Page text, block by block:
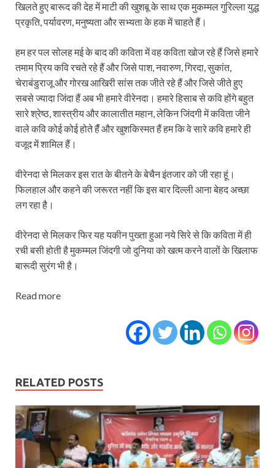
खिलते हुए बारूद की देह में माटी की खुशबू के साथ एक मुकम्मल गुरिल्ला युद्ध
प्रकृति, पर्यावरण, मनुष्यता और सभ्यता के हक में चाहते हैं।
हम हर पल सोलह मई के बाद की कविता में वह कविता खोज रहे हैं जिसे हमारे
तमाम प्रिय कवि रचते रहे हैं और जिसे पाश, नवारुण, गिरदा, सुकांत,
चेराबंडुराजू और गोरख आखिरी सांस तक जीते रहे हैं और जिसे जीते हुए
सबसे ज्यादा जिंदा हैं अब भी हमारे वीरेनदा। हमारे हिसाब से कवि होंगे बहुत
सारे श्रेष्ठ, शास्त्रीय और कालातीत महान, लेकिन जिंदगी में कविता जीने
वाले कवि कोई कोई होते हैंं और खुशकिस्मत हैं हम कि वे सारे कवि हमारे ही
वजूद में शामिल हैं।
वीरेनदा से मिलकर इस रात के बीतने के बेचैन इंतजार को जी रहा हूं।
फिलहाल और कहने की जरूरत नहीं कि इस बार दिल्ली आना बेहद अच्छा
लग रहा है।
वीरेनदा से मिलकर फिर यह यकीन पुख्ता हुआ नये सिरे से कि कविता में ही
रची बसी होती है मुकम्मल जिंदगी जो दुनिया को खत्म करने वालों के खिलाफ
बारूदी सुरंग भी है।
Read more
RELATED POSTS